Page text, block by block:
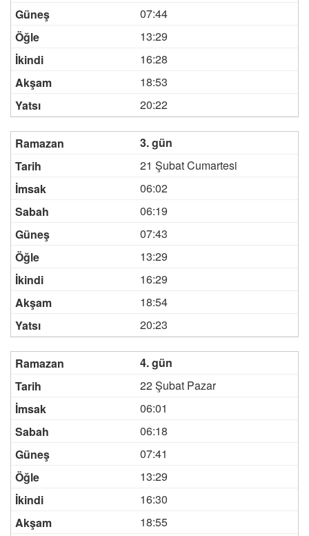
07:44
13:29
16:28
18:53
20:22
3. gün
21 Şubat Cumartesi
06:02
06:19
07:43
13:29
16:29
18:54
20:23
4. gün
22 Şubat Pazar
06:01
06:18
07:41
13:29
16:30
18:55